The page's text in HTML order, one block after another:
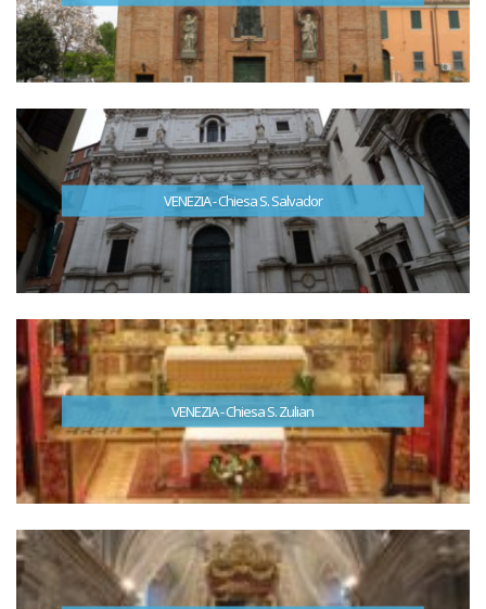
VENEZIA - Chiesa S. Salvador
VENEZIA - Chiesa S. Zulian